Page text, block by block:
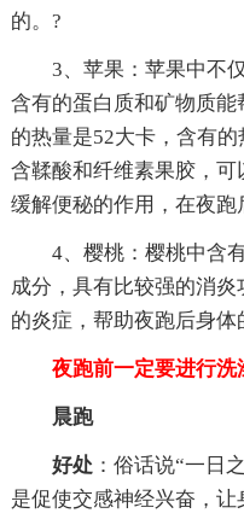
的。?
3、苹果：苹果中不
含有的蛋白质和矿物质
的热量是52大卡，含有
含鞣酸和纤维素果胶，
缓解便秘的作用，在夜
4、樱桃：樱桃中含
成分，具有比较强的消
的炎症，帮助夜跑后身体
夜跑前一定要进行洗
晨跑
好处 ：俗话说“一日
是促使交感神经兴奋，让